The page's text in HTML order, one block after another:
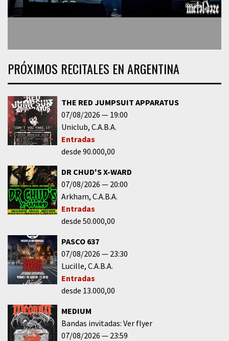
PRÓXIMOS RECITALES EN ARGENTINA
THE RED JUMPSUIT APPARATUS
07/08/2026
19:00
Uniclub C.A.B.A.
Entradas
desde 90.000,00
DR CHUD'S X-WARD
07/08/2026
20:00
Arkham C.A.B.A.
Entradas
desde 50.000,00
PASCO 637
07/08/2026
23:30
Lucille C.A.B.A.
Entradas
desde 13.000,00
MEDIUM
Bandas invitadas: Ver flyer
07/08/2026
23:59